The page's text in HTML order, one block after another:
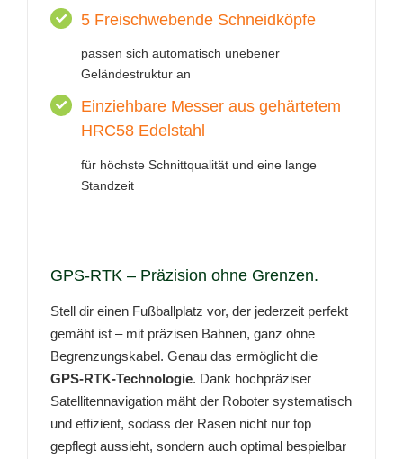
5 Freischwebende Schneidköpfe
passen sich automatisch unebener
Geländestruktur an
Einziehbare Messer aus gehärtetem
HRC58 Edelstahl
für höchste Schnittqualität und eine lange
Standzeit
GPS-RTK – Präzision ohne Grenzen.
Stell dir einen Fußballplatz vor, der jederzeit perfekt
gemäht ist – mit präzisen Bahnen, ganz ohne
Begrenzungskabel. Genau das ermöglicht die
GPS-RTK-Technologie. Dank hochpräziser
Satellitennavigation mäht der Roboter systematisch
und effizient, sodass der Rasen nicht nur top
gepflegt aussieht, sondern auch optimal bespielbar